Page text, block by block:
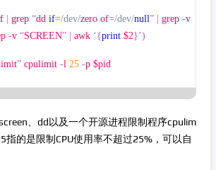
| grep “dd if=/dev/zero of=/dev/null” | grep -
-v “SCREEN” | awk ‘{print $2}’)
” cpulimit -l 25 -p $pid
、dd以及一个开源进程限制程序cpulim
指的是限制CPU使用率不超过25%，可以自